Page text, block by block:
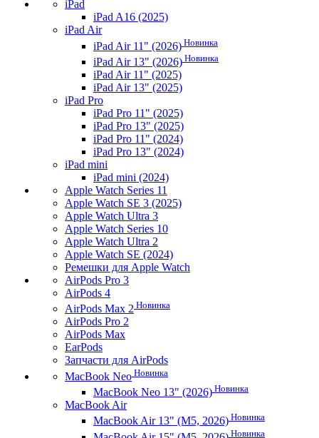
iPad
iPad A16 (2025)
iPad Air
iPad Air 11" (2026) Новинка
iPad Air 13" (2026) Новинка
iPad Air 11" (2025)
iPad Air 13" (2025)
iPad Pro
iPad Pro 11" (2025)
iPad Pro 13" (2025)
iPad Pro 11" (2024)
iPad Pro 13" (2024)
iPad mini
iPad mini (2024)
Apple Watch Series 11
Apple Watch SE 3 (2025)
Apple Watch Ultra 3
Apple Watch Series 10
Apple Watch Ultra 2
Apple Watch SE (2024)
Ремешки для Apple Watch
AirPods Pro 3
AirPods 4
AirPods Max 2 Новинка
AirPods Pro 2
AirPods Max
EarPods
Запчасти для AirPods
MacBook Neo Новинка
MacBook Neo 13" (2026) Новинка
MacBook Air
MacBook Air 13" (M5, 2026) Новинка
Новинка